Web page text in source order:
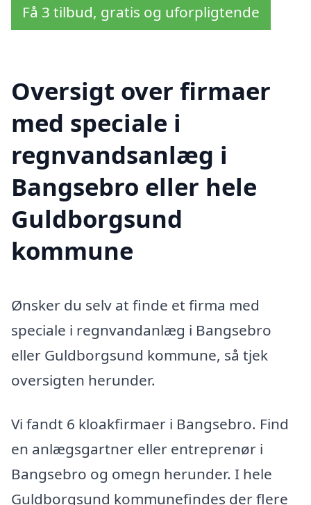
Få 3 tilbud, gratis og uforpligtende
Oversigt over firmaer
med speciale i
regnvandsanlæg i
Bangsebro eller hele
Guldborgsund
kommune
Ønsker du selv at finde et firma med
speciale i regnvandanlæg i Bangsebro
eller Guldborgsund kommune, så tjek
oversigten herunder.
Vi fandt 6 kloakfirmaer i Bangsebro. Find
en anlægsgartner eller entreprenør i
Bangsebro og omegn herunder. I hele
Guldborgsund kommunefindes der flere